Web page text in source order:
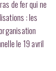
de fer qui ne
: les
le 19 avril